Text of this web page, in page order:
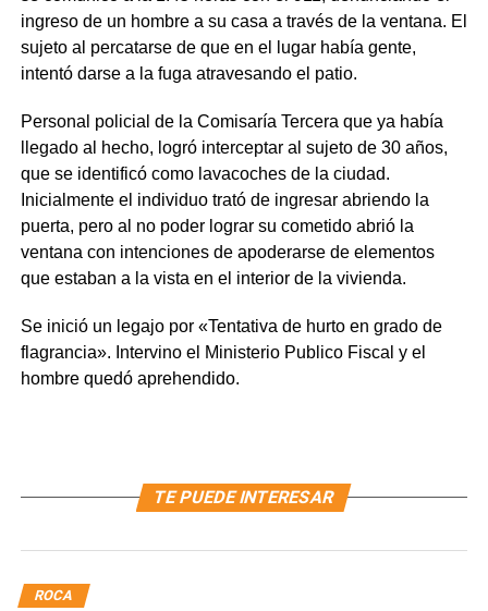
ingreso de un hombre a su casa a través de la ventana. El
sujeto al percatarse de que en el lugar había gente,
intentó darse a la fuga atravesando el patio.
Personal policial de la Comisaría Tercera que ya había
llegado al hecho, logró interceptar al sujeto de 30 años,
que se identificó como lavacoches de la ciudad.
Inicialmente el individuo trató de ingresar abriendo la
puerta, pero al no poder lograr su cometido abrió la
ventana con intenciones de apoderarse de elementos
que estaban a la vista en el interior de la vivienda.
Se inició un legajo por «Tentativa de hurto en grado de
flagrancia». Intervino el Ministerio Publico Fiscal y el
hombre quedó aprehendido.
TE PUEDE INTERESAR
ROCA